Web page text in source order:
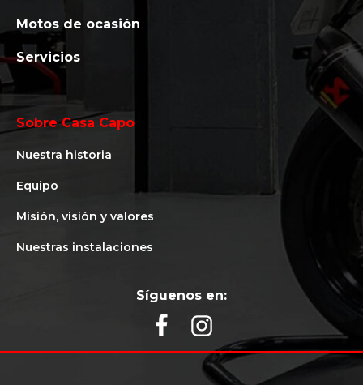
Motos de ocasión
Servicios
Sobre Casa Capo
Nuestra historia
Equipo
Misión, visión y valores
Nuestras instalaciones
Síguenos en: